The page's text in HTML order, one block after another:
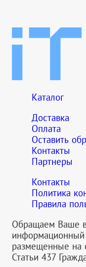
Каталог
Доставка
Оплата
Оставить
Контакты
Партнеры
Контакты
Политика
Правила
Обращаем Ваше
размещенные на
Статьи 437